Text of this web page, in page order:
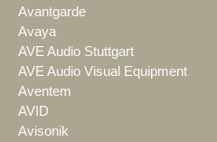
Avantgarde
Avaya
AVE Audio Stuttgart
AVE Audio Visual Equipment
Aventem
AVID
Avisonik